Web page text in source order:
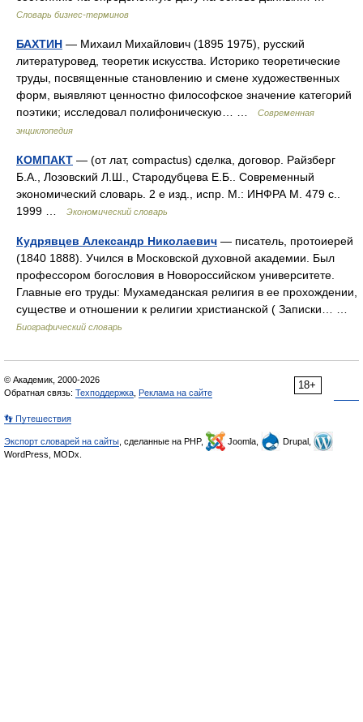
Словарь бизнес-терминов
БАХТИН — Михаил Михайлович (1895 1975), русский
литературовед, теоретик искусства. Историко теоретические
труды, посвященные становлению и смене художественных
форм, выявляют ценностно философское значение категорий
поэтики; исследовал полифоническую… …
Современная
энциклопедия
КОМПАКТ — (от лат, compactus) сделка, договор. Райзберг
Б.А., Лозовский Л.Ш., Стародубцева Е.Б.. Современный
экономический словарь. 2 е изд., испр. М.: ИНФРА М. 479 с..
1999 …
Экономический словарь
Кудрявцев Александр Николаевич — писатель, протоиерей
(1840 1888). Учился в Московской духовной академии. Был
профессором богословия в Новороссийском университете.
Главные его труды: Мухамеданская религия в ее прохождении,
существе и отношении к религии христианской ( Записки… …
Биографический словарь
18+
© Академик, 2000-2026
Обратная связь: Техподдержка Реклама на сайте
👣 Путешествия
Экспорт словарей на сайты , сделанные на PHP, Joomla,
Drupal,
WordPress, MODx.